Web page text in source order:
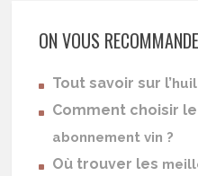
ON VOUS
Tout savoir sur l’
Comment choisir le
abonnement vin ?
Où trouver les